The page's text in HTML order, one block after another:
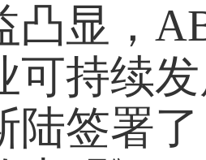
凸显，
可持续
陆签署